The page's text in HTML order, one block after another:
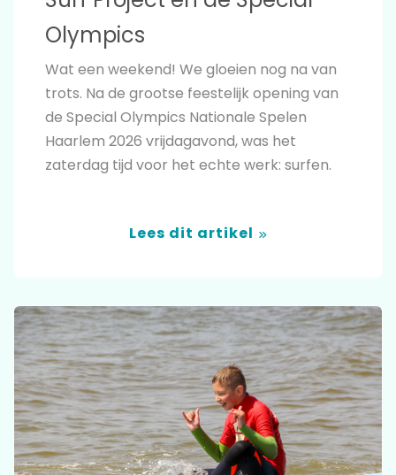
Olympics
Wat een weekend! We gloeien nog na van
trots. Na de grootse feestelijk opening van
de Special Olympics Nationale Spelen
Haarlem 2026 vrijdagavond, was het
zaterdag tijd voor het echte werk: surfen.
Lees dit artikel